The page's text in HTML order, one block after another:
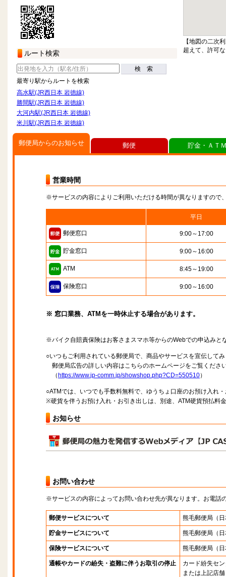
ルート検索
検 索
最寄り駅からルートを検索
高水駅(JR西日本 岩徳線)
勝間駅(JR西日本 岩徳線)
大河内駅(JR西日本 岩徳線)
米川駅(JR西日本 岩徳線)
【地図の二次
超えて、許可
郵便局からのお知らせ
営業時間
※サービスの内容によりご利用いただける時間が異なりますので
平日
郵便窓口 9:00～17:00
貯金窓口 9:00～16:00
ATM 8:45～19:00
保険窓口 9:00～16:00
※ 窓口業務、ATMを一時休止する場合があります。
※バイク自賠責保険はお客さまスマホ等からのWebでの申込みと
○いつもご利用されている郵便局で、商品やサービスを宣伝して
郵便局広告の詳しい内容はこちらのホームページをご覧くださ
（ https://www.jp-comm.jp/showshop.php?CD=550510）
○ATMでは、いつでも手数料無料で、ゆうちょ口座のお預け入れ
※硬貨を伴うお預け入れ・お引き出しは、別途、ATM硬貨預払料
お知らせ
お問い合わせ
※サービスの内容によってお問い合わせ先が異なります。お電話
郵便サービスについて 熊毛郵便局 （
貯金サービスについて 熊毛郵便局 （
保険サービスについて 熊毛郵便局 （
通帳やカードの紛失・盗難に伴うお取引の停止
カード紛失セ
または上記店舗
郵便 貯金・ＡＴ